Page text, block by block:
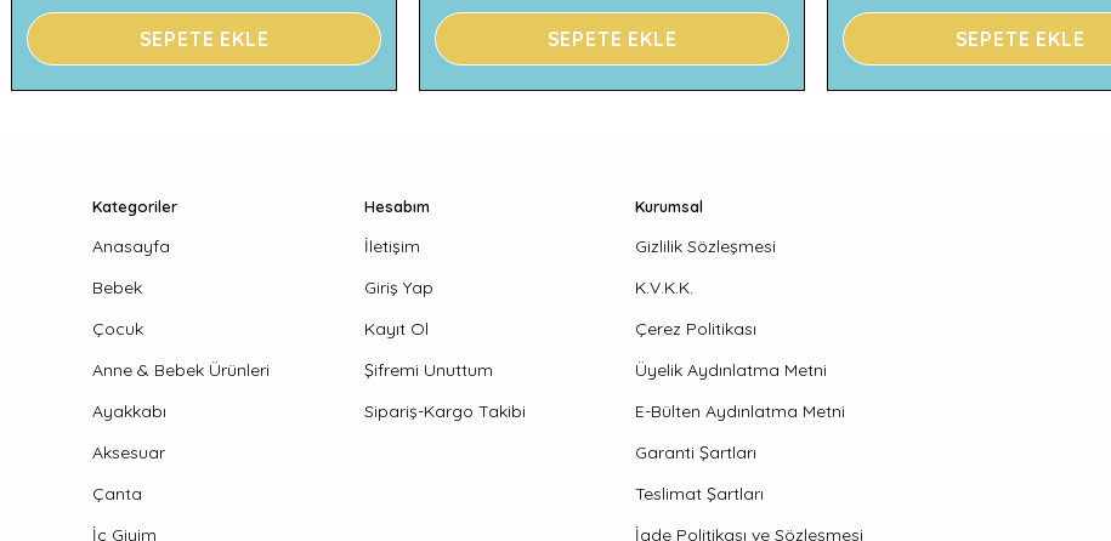
SEPETE EKLE SEPETE EKLE SEPETE EKLE
Kategoriler
Anasayfa
Bebek
Çocuk
Anne & Bebek Ürünleri
Ayakkabı
Aksesuar
Çanta
İç Giyim
Hesabım
İletişim
Giriş Yap
Kayıt Ol
Şifremi Unuttum
Sipariş-Kargo Takibi
Kurumsal
Gizlilik Sözleşmesi
K.V.K.K.
Çerez Politikası
Üyelik Aydınlatma Metni
E-Bülten Aydınlatma Metni
Garanti Şartları
Teslimat Şartları
İade Politikası ve Sözleşmesi